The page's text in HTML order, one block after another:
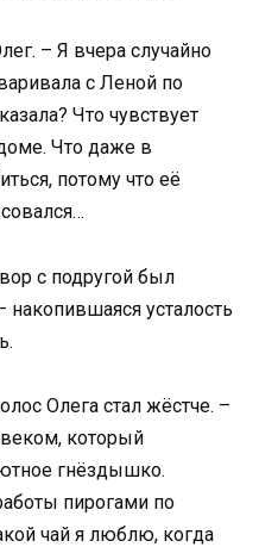
– Я вчера случайно
с Леной по
Что чувствует
Что даже в
потому что её
с подругой был
усталость
Олега стал жёстче. –
который
гнёздышко.
пирогами по
чай я люблю, когда